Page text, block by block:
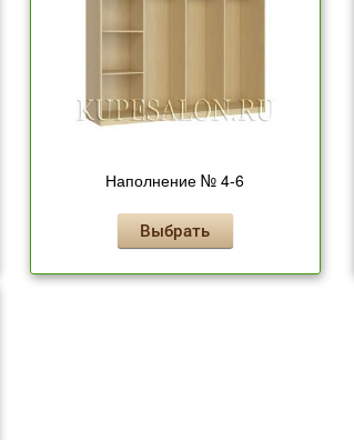
Наполнение № 4-6
Выбрать